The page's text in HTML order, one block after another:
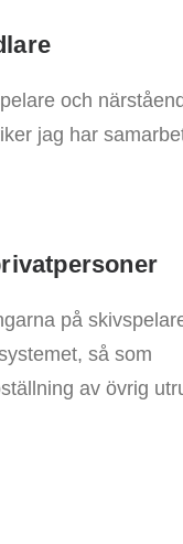
och
jag har
på
så som
av övrig